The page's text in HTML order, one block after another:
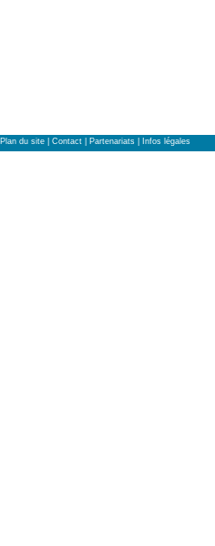
Plan du site Contact Partenariats Infos légales